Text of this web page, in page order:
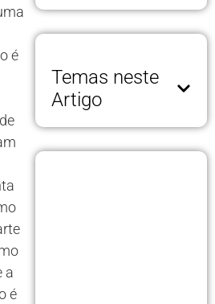
é
a
é
Temas neste
Artigo